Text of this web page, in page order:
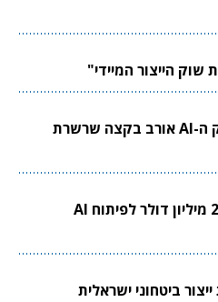
צוואר הבקבוק הבא בשוק ה-AI אורב בקצה שרשרת
Limitless Labs גייסה 20 מיליון דולר לפיתוח AI